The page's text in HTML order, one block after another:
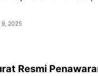
2025
Resmi